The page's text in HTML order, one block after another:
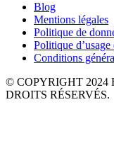
Blog
Mentions légales
Politique de
Politique d’usage
Conditions
© COPYRIGHT 2024
DROITS RÉSERVÉS.